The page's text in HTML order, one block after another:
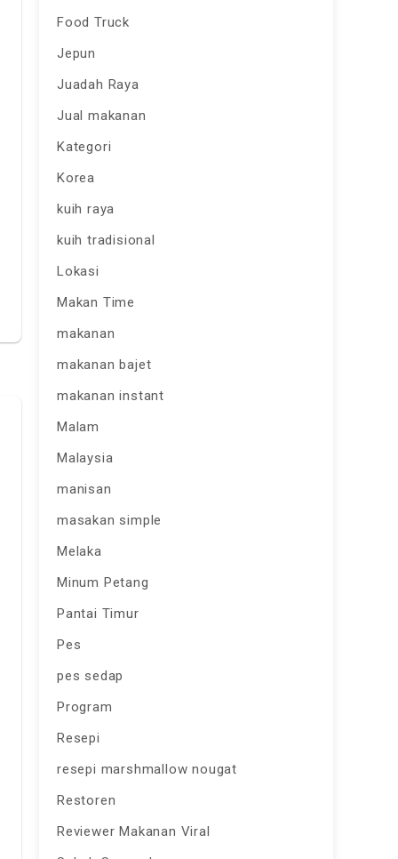
Food Truck
Jepun
Juadah Raya
Jual makanan
Kategori
Korea
kuih raya
kuih tradisional
Lokasi
Makan Time
makanan
makanan bajet
makanan instant
Malam
Malaysia
manisan
masakan simple
Melaka
Minum Petang
Pantai Timur
Pes
pes sedap
Program
Resepi
resepi marshmallow nougat
Restoren
Reviewer Makanan Viral